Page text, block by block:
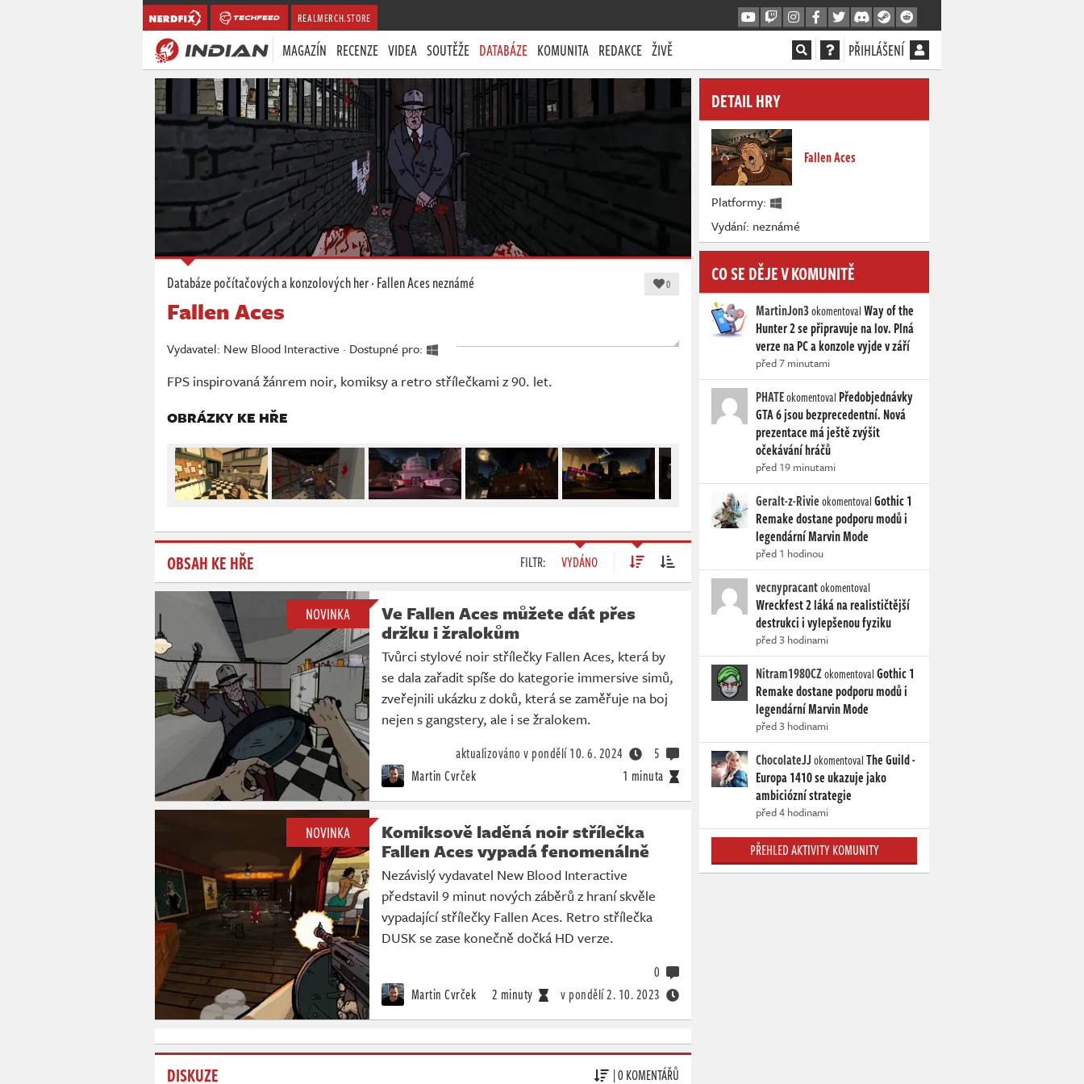
REALMERCH.STORE
MAGAZÍN RECENZE VIDEA SOUTĚŽE DATABÁZE KOMUNITA REDAKCE ŽIVĚ PŘIHLÁŠENÍ
Databáze počítačových a konzolových her·Fallen Acesneznámé 0
Fallen Aces
Vydavatel: New Blood Interactive · Dostupné pro:
FPS inspirovaná žánrem noir, komiksy a retro střílečkami z 90. let.
OBRÁZKY KE HŘE
OBSAH KE HŘE FILTR: VYDÁNO
NOVINKA
Ve Fallen Aces můžete dát přes
držku i žralokům
Tvůrci stylové noir střílečky Fallen Aces, která by
se dala zařadit spíše do kategorie immersive simů,
zveřejnili ukázku z doků, která se zaměřuje na boj
nejen s gangstery, ale i se žralokem.
Martin Cvrček 1 minuta
aktualizováno v pondělí10. 6. 2024 5
NOVINKA
Komiksově laděná noir střílečka
Fallen Aces vypadá fenomenálně
Nezávislý vydavatel New Blood Interactive
představil 9 minut nových záběrů z hraní skvěle
vypadající střílečky Fallen Aces. Retro střílečka
DUSK se zase konečně dočká HD verze.
Martin Cvrček 2 minuty v pondělí2. 10. 2023
0
DISKUZE | 0 KOMENTÁŘŮ
DETAIL HRY
Fallen Aces
Platformy:
Vydání: neznámé
CO SE DĚJE V KOMUNITĚ
MartinJon3okomentovalWay of the
Hunter 2 se připravuje na lov. Plná
verze na PC a konzole vyjde v září
před 7 minutami
PHATEokomentoval Předobjednávky
GTA 6 jsou bezprecedentní. Nová
prezentace má ještě zvýšit
očekávání hráčů
před 19 minutami
Geralt-z-RivieokomentovalGothic 1
Remake dostane podporu modů i
legendární Marvin Mode
před 1 hodinou
vecnypracantokomentoval
Wreckfest 2 láká na realističtější
destrukci i vylepšenou fyziku
před 3 hodinami
Nitram1980CZokomentovalGothic 1
Remake dostane podporu modů i
legendární Marvin Mode
před 3 hodinami
ChocolateJJokomentovalThe Guild -
Europa 1410 se ukazuje jako
ambiciózní strategie
před 4 hodinami
PŘEHLED AKTIVITY KOMUNITY